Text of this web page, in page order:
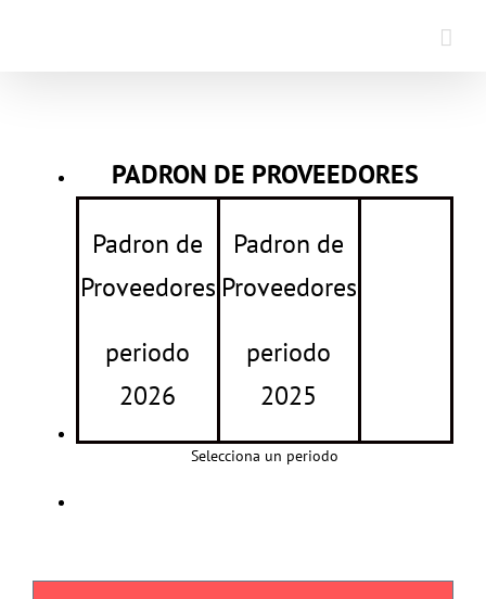
PADRON DE PROVEEDORES
Padron de
Proveedores
periodo
2026
Padron de
Proveedores
periodo
2025
Selecciona un periodo